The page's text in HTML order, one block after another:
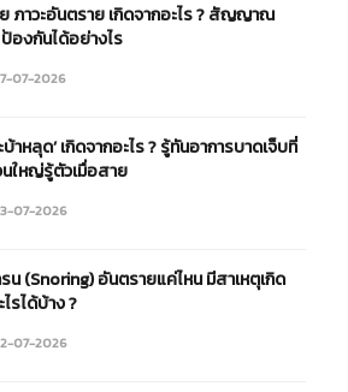
ภาวะอันตราย เกิดจากอะไร ? สัญญาณ
องกันได้อย่างไร
07-2026
าหลุด’ เกิดจากอะไร ? รู้ทันอาการบาดเจ็บที่
ใหญ่รู้ตัวเมื่อสาย
07-2026
น (Snoring) อันตรายแค่ไหน มีสาเหตุเกิด
รได้บ้าง ?
07-2026